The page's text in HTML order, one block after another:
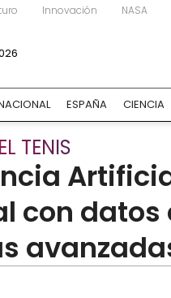
Innovación NASA
ESPAÑA CIENCIA
TENIS
con